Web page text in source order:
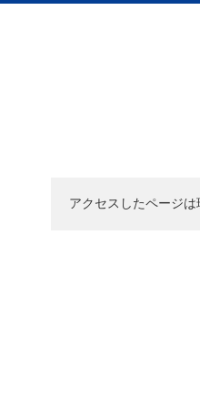
アクセスしたページ